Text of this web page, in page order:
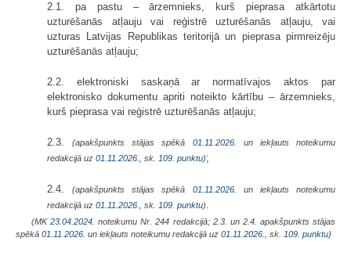
2.1. pa pastu – ārzemnieks, kurš pieprasa atkārtotu
uzturēšanās atļauju vai reģistrē uzturēšanās atļauju, vai
uzturas Latvijas Republikas teritorijā un pieprasa pirmreizēju
uzturēšanās atļauju;
2.2. elektroniski saskaņā ar normatīvajos aktos par
elektronisko dokumentu apriti noteikto kārtību – ārzemnieks,
kurš pieprasa vai reģistrē uzturēšanās atļauju;
2.3.(apakšpunkts stājas spēkā 01.11.2026.
un iekļauts noteikumu
redakcijā uz 01.11.2026. , sk. 109. punktu);
2.4.(apakšpunkts stājas spēkā 01.11.2026.
un iekļauts noteikumu
redakcijā uz 01.11.2026. , sk. 109. punktu).
(MK23.04.2024. noteikumu Nr. 244 redakcijā; 2.3. un 2.4. apakšpunkts stājas
spēkā 01.11.2026. un iekļauts noteikumu redakcijā uz 01.11.2026. , sk. 109. punktu)